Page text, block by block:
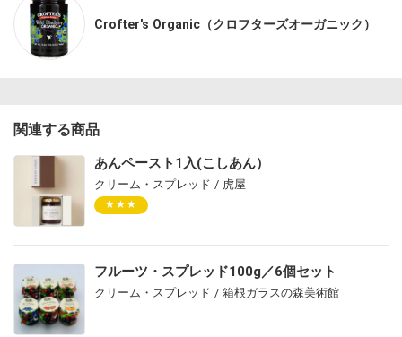
Crofter's Organic（クロフターズオーガニック）
関連する商品
あんペースト1入(こしあん）
クリーム・スプレッド / 虎屋
★★★
フルーツ・スプレッド100g／6個セット
クリーム・スプレッド / 箱根ガラスの森美術館